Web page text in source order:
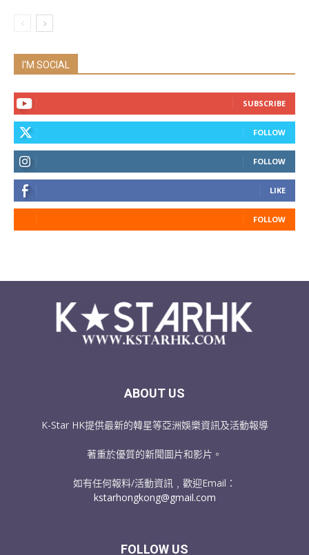
I'M SOCIAL
SUBSCRIBE
FOLLOW
FOLLOW
LIKE
FOLLOW
ABOUT US
K-Star HK提供最新的韓星等亞洲娛樂資訊及活動報導
著重於優質的新聞圖片和影片。
如有任何報料/活動資訊﹐歡迎Email：
kstarhongkong@gmail.com
FOLLOW US